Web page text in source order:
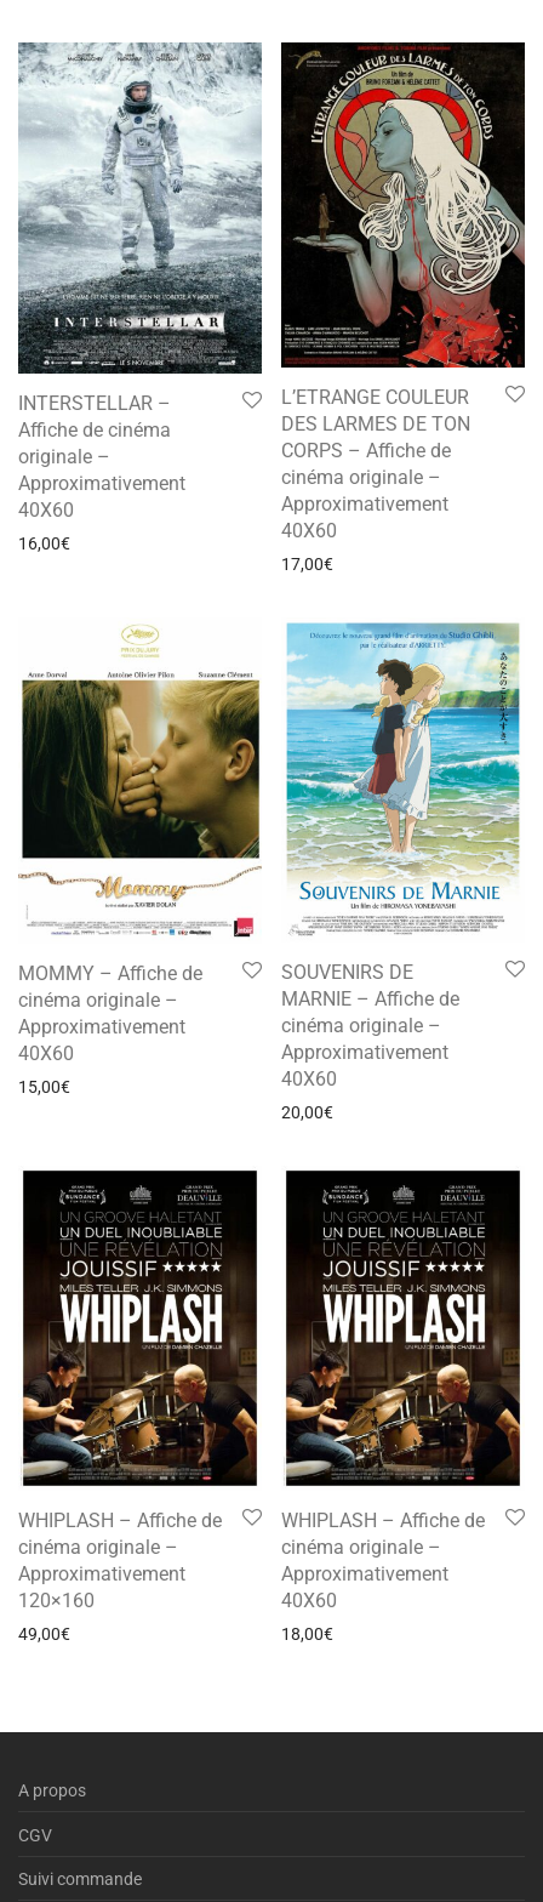
INTERSTELLAR –
Affiche de cinéma
originale –
Approximativement
40X60
16,00€
L’ETRANGE COULEUR
DES LARMES DE TON
CORPS – Affiche de
cinéma originale –
Approximativement
40X60
17,00€
MOMMY – Affiche de
cinéma originale –
Approximativement
40X60
15,00€
SOUVENIRS DE
MARNIE – Affiche de
cinéma originale –
Approximativement
40X60
20,00€
WHIPLASH – Affiche de
cinéma originale –
Approximativement
120×160
49,00€
WHIPLASH – Affiche de
cinéma originale –
Approximativement
40X60
18,00€
A propos
CGV
Suivi commande